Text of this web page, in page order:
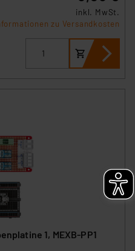
inkl. MwSt.
zu Versandkosten
1, MEXB-PP1